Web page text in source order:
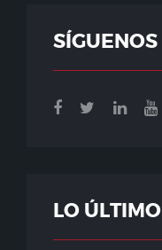
SÍGUENOS
LO ÚLTIMO